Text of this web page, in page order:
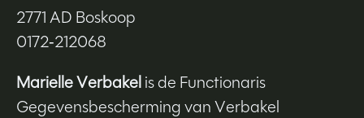
2771 AD Boskoop
0172-212068
Marielle Verbakel is de Functionaris
Gegevensbescherming van Verbakel